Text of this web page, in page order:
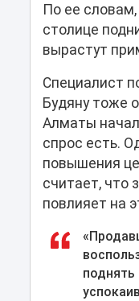
По ее
столице
вырастут
Специалист
Будяну тоже
Алматы
спрос есть.
повышения
считает, что
повлияет на